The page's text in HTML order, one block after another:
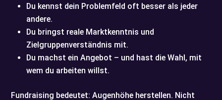
Du kennst dein Problemfeld oft besser als jeder
andere.
Du bringst reale Marktkenntnis und
Zielgruppenverständnis mit.
Du machst ein Angebot – und hast die Wahl, mit
wem du arbeiten willst.
Fundraising bedeutet: Augenhöhe herstellen. Nicht